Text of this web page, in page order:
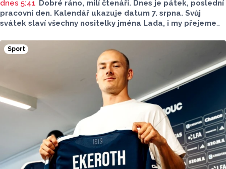
dnes 5:41 Dobré ráno, milí čtenáři. Dnes je pátek, poslední
pracovní den. Kalendář ukazuje datum 7. srpna. Svůj
svátek slaví všechny nositelky jména Lada, i my přejeme
Sport